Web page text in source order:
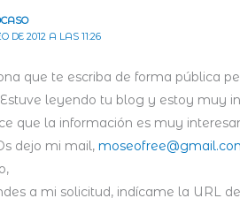
DE 2012 A LAS 11:26
que te escriba de forma pública
leyendo tu blog y estoy muy
que la información es muy
dejo mi mail,
a mi solicitud, indícame la URL